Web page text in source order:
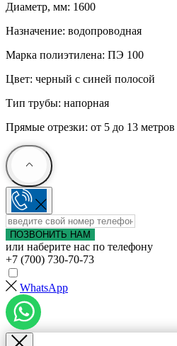
Диаметр, мм: 1600
Назначение: водопроводная
Марка полиэтилена: ПЭ 100
Цвет: черный с синей полосой
Тип трубы: напорная
Прямые отрезки: от 5 до 13 метров
ПОЗВОНИТЬ НАМ
или наберите нас по телефону
+7 (700) 730-70-73
WhatsApp